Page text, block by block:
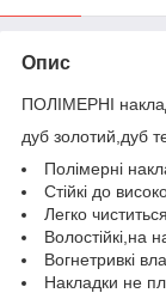
Опис
ПОЛІМЕРНІ
дуб золотий,дуб
Полімерні
Стійкі до
Легко
Волостійкі,на
Вогнетривкі
Накладки не